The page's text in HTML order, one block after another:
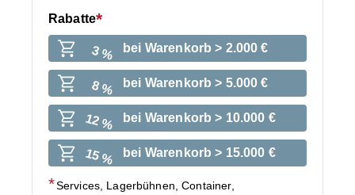
Rabatte
3 % bei Warenkorb > 2.000 €
8 % bei Warenkorb > 5.000 €
12 % bei Warenkorb > 10.000 €
15 % bei Warenkorb > 15.000 €
Services, Lagerbühnen, Container,